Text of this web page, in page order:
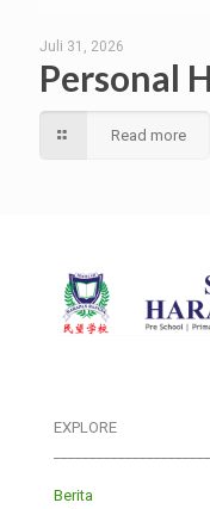
Juli 31, 2026
Personal
Read more
EXPLORE
Berita